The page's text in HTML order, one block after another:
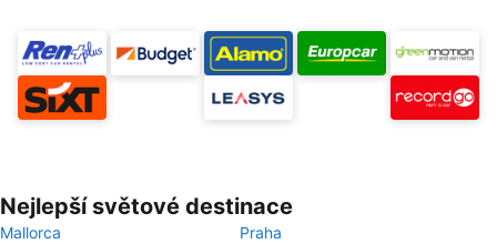
Nejlepší světové destinace
Mallorca
Praha